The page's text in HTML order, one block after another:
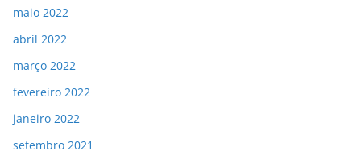
maio 2022
abril 2022
março 2022
fevereiro 2022
janeiro 2022
setembro 2021